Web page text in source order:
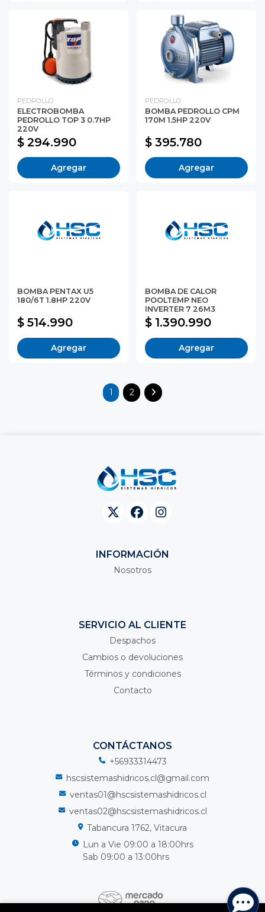
PEDROLLO
ELECTROBOMBA
PEDROLLO TOP 3 0.7HP
220V
$ 294.990
Agregar
PEDROLLO
BOMBA PEDROLLO CPM
170M 1.5HP 220V
$ 395.780
Agregar
BOMBA PENTAX U5
180/6T 1.8HP 220V
$ 514.990
Agregar
BOMBA DE CALOR
POOLTEMP NEO
INVERTER 7 26M3
$ 1.390.990
Agregar
1 2
INFORMACIÓN
Nosotros
SERVICIO AL CLIENTE
Despachos
Cambios o devoluciones
Términos y condiciones
Contacto
CONTÁCTANOS
+56933314473
hscsistemashidricos.cl@gmail.com
ventas01@hscsistemashidricos.cl
ventas02@hscsistemashidricos.cl
Tabancura 1762, Vitacura
Lun a Vie 09:00 a 18:00hrs
Sab 09:00 a 13:00hrs